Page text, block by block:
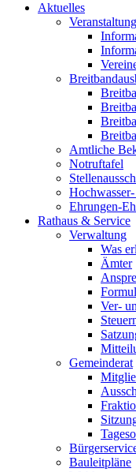
Aktuelles
Amtliche
Notruftafel
Ehrungen-
Rathaus & Service
Verwaltung
Was
Ämter
Ver-
Gemeinderat
Bauleitpläne